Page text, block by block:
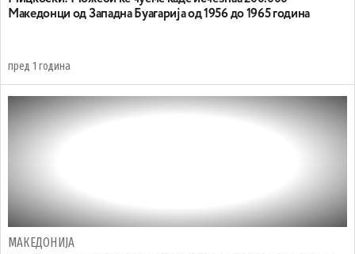
Македонци од Западна Буагарија од 1956 до 1965 година
пред 1 година
МАКЕДОНИЈА